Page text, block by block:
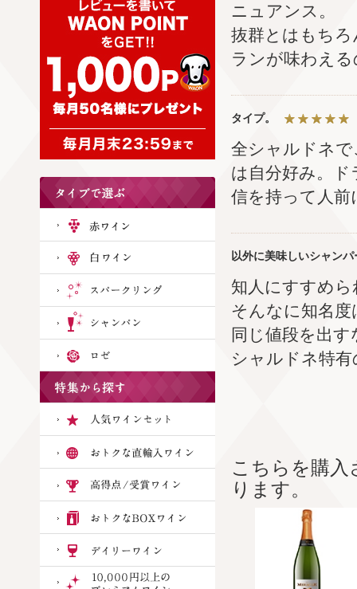
ニュアンス。
抜群とはもち
ランが味わえ
タイプ。
全シャルドネ
は自分好み。
信を持って人前
以外に美味しいシャンパ
知人にすすめ
そんなに知名
同じ値段を出
シャルドネ特
こちらを購
ります。